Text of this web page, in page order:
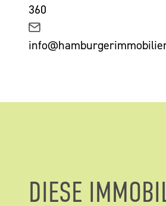
360
DIESE